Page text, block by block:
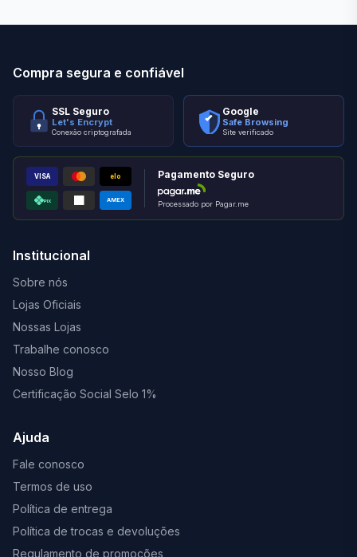
Compra segura e confiável
SSL Seguro
Let's Encrypt
Conexão criptografada
Google
Safe Browsing
Site verificado
VISA elo
PIX AMEX
Pagamento Seguro
Processado por Pagar.me
Institucional
Sobre nós
Lojas Oficiais
Nossas Lojas
Trabalhe conosco
Nosso Blog
Certificação Social Selo 1%
Ajuda
Fale conosco
Termos de uso
Política de entrega
Política de trocas e devoluções
Regulamento de promoções